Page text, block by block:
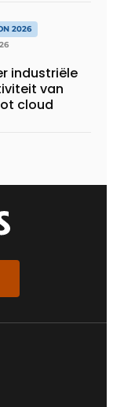
2026
industriële
van
cloud